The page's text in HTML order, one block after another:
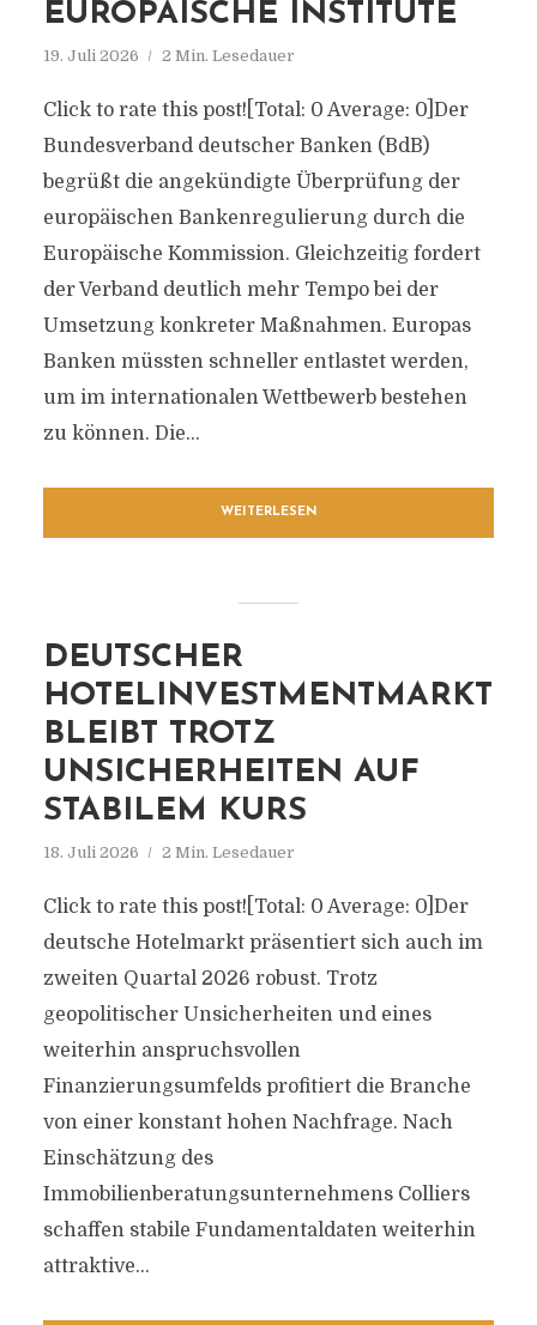
EUROPÄISCHE INSTITUTE
19. Juli 2026 2 Min. Lesedauer
Click to rate this post![Total: 0 Average: 0]Der
Bundesverband deutscher Banken (BdB)
begrüßt die angekündigte Überprüfung der
europäischen Bankenregulierung durch die
Europäische Kommission. Gleichzeitig fordert
der Verband deutlich mehr Tempo bei der
Umsetzung konkreter Maßnahmen. Europas
Banken müssten schneller entlastet werden,
um im internationalen Wettbewerb bestehen
zu können. Die...
WEITERLESEN
DEUTSCHER
HOTELINVESTMENTMARKT
BLEIBT TROTZ
UNSICHERHEITEN AUF
STABILEM KURS
18. Juli 2026 2 Min. Lesedauer
Click to rate this post![Total: 0 Average: 0]Der
deutsche Hotelmarkt präsentiert sich auch im
zweiten Quartal 2026 robust. Trotz
geopolitischer Unsicherheiten und eines
weiterhin anspruchsvollen
Finanzierungsumfelds profitiert die Branche
von einer konstant hohen Nachfrage. Nach
Einschätzung des
Immobilienberatungsunternehmens Colliers
schaffen stabile Fundamentaldaten weiterhin
attraktive...